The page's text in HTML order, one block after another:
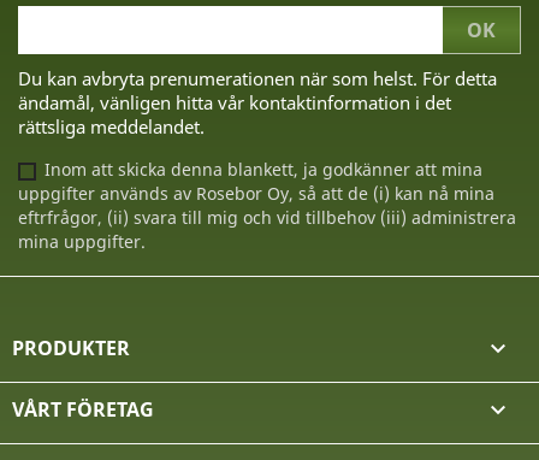
Du kan avbryta prenumerationen när som helst. För detta
ändamål, vänligen hitta vår kontaktinformation i det
rättsliga meddelandet.
Inom att skicka denna blankett, ja godkänner att mina
uppgifter används av Rosebor Oy, så att de (i) kan nå mina
eftrfrågor, (ii) svara till mig och vid tillbehov (iii) administrera
mina uppgifter.
PRODUKTER 
VÅRT FÖRETAG 